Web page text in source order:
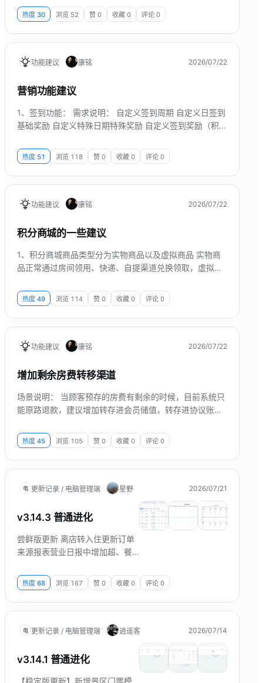
热度 30 浏览 52 赞 0 收藏 0 评论 0
功能建议 康铭 2026/07/22
营销功能建议
1、签到功能： 需求说明： 自定义签到周期 自定义日签到
基础奖励 自定义特殊日期特殊奖励 自定义签到奖励（积
限制必须连续签到x天 自定义积分兑换补签机会 场景说
明： 比如设定一个必须连续30天的签到，每次签到获得5
积分，第五天获得50积分，第十天获得100积分，第十五
热度 51 浏览 118 赞 0 收藏 0 评论 0
功能建议 康铭 2026/07/22
积分商城的一些建议
1、积分商城商品类型分为实物商品以及虚拟商品 实物商
品正常通过房间领用、快递、自提渠道兑换领取，虚拟商
券、餐券、房间兑换券（指定门店，指定房型房晚，不显
示具体金额）以及后续打通一些其他渠道的兑换码，比如
景区门票，话费充值等 3、券类虚拟商品可自由设置兑换
热度 49 浏览 114 赞 0 收藏 0 评论 0
功能建议 康铭 2026/07/22
增加剩余房费转移渠道
场景说明： 当顾客预存的房费有剩余的时候，目前系统只
能原路退款，建议增加转存进会员储值，转存进协议账户
建立订单与协议账户的联系，后续协议账户对账的时候可
以直接找到对应的订单）
热度 45 浏览 105 赞 0 收藏 0 评论 0
电 更新记录 / 电脑管理端 星野 2026/07/21
v3.14.3 普通进化
尝鲜版更新 离店转入住更新订单
来源报表营业日报中增加超、餐
热度 68 浏览 167 赞 0 收藏 0 评论 0
电 更新记录 / 电脑管理端 逍遥客 2026/07/14
v3.14.1 普通进化